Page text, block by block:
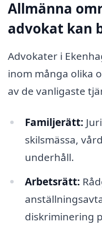
Allmänna
advokat kan
Advokater i
inom många olika
av de vanligaste
Familjerätt:
skilsmässa,
underhåll.
Arbetsrätt:
diskriminering